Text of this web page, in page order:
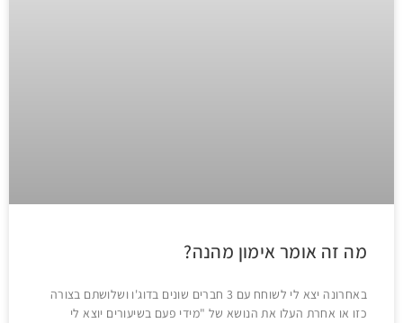
מה זה אומר אימון מהנה?
באחרונה יצא לי לשוחח עם 3 חברים שונים בדוג'ו ושלושתם בצורה
כזו או אחרת העלו את הנושא של "מידי פעם בשיעורים יוצא לי